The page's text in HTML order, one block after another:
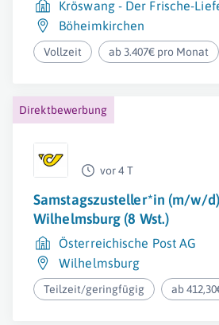
Kröswang - Der Frische-
Böheimkirchen
Vollzeit ab 3.407€ pro Monat
Direktbewerbung
vor 4 T
Samstagszusteller*in (m/w/
Wilhelmsburg (8 Wst.)
Österreichische Post AG
Wilhelmsburg
Teilzeit/geringfügig ab